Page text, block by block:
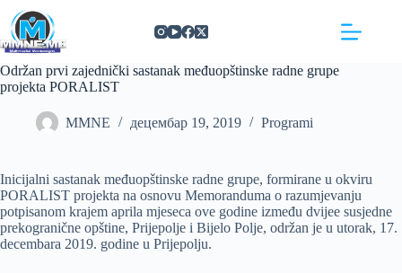
Skip
content
Održan prvi zajednički sastanak međuopštinske radne grupe
projekta PORALIST
MMNE децембар 19, 2019 Programi
Inicijalni sastanak međuopštinske radne grupe, formirane u okviru
PORALIST projekta na osnovu Memoranduma o razumjevanju
potpisanom krajem aprila mjeseca ove godine između dvijee susjedne
prekogranične opštine, Prijepolje i Bijelo Polje, održan je u utorak, 17.
decembara 2019. godine u Prijepolju.